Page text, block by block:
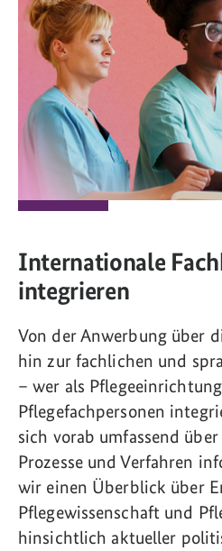
Internationale
integrieren
Von der Anwerbung über
hin zur fachlichen und
– wer als
Pflegefachpersonen
sich vorab umfassend
Prozesse und Verfahren
wir einen Überblick über
Pflegewissenschaft und
hinsichtlich aktueller